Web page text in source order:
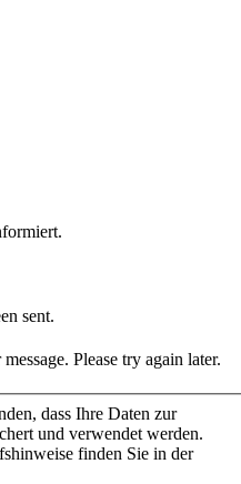
sent.
Please try again later.
dass Ihre Daten zur
und verwendet werden.
finden Sie in der